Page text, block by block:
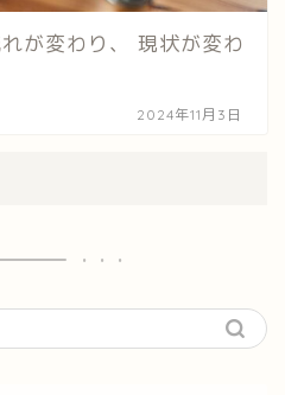
が変わり、 現状が変わ
2024年11月3日